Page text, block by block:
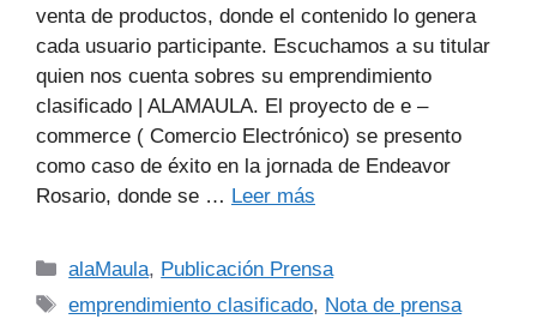
venta de productos, donde el contenido lo genera
cada usuario participante. Escuchamos a su titular
quien nos cuenta sobres su emprendimiento
clasificado | ALAMAULA. El proyecto de e –
commerce ( Comercio Electrónico) se presento
como caso de éxito en la jornada de Endeavor
Rosario, donde se … Leer más
alaMaula, Publicación Prensa
emprendimiento clasificado, Nota de prensa